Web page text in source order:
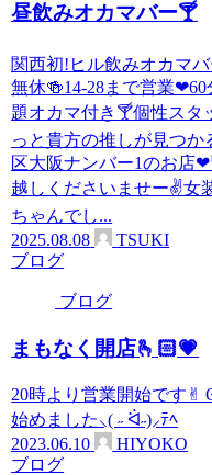
昼飲みオカマバー🍸
関西初!ヒル飲みオカマ
無休🍻14-28まで営業❤60
題オカマ付き🍸個性スタ
っと貴方の推しが見つか
区大阪ナンバー1のお店
越しくださいませー✌女
ちゃんでし...
2025.08.08
TSUKI
ブログ
ブログ
まもなく開店🫰🏻💗
20時より営業開始です✌︎
始めました‪⸜(‪ ˶ ᐛ˶)‪⸝ﾃﾍ
2023.06.10
HIYOKO
ブログ